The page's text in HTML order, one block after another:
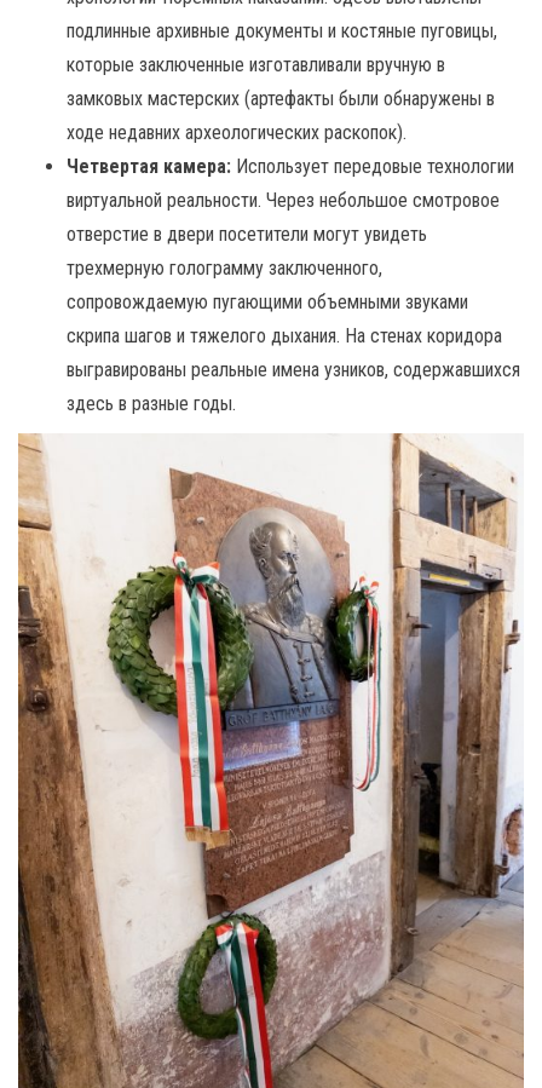
подлинные архивные документы и костяные пуговицы,
которые заключенные изготавливали вручную в
замковых мастерских (артефакты были обнаружены в
ходе недавних археологических раскопок).
Четвертая камера: Использует передовые технологии
виртуальной реальности. Через небольшое смотровое
отверстие в двери посетители могут увидеть
трехмерную голограмму заключенного,
сопровождаемую пугающими объемными звуками
скрипа шагов и тяжелого дыхания. На стенах коридора
выгравированы реальные имена узников, содержавшихся
здесь в разные годы.